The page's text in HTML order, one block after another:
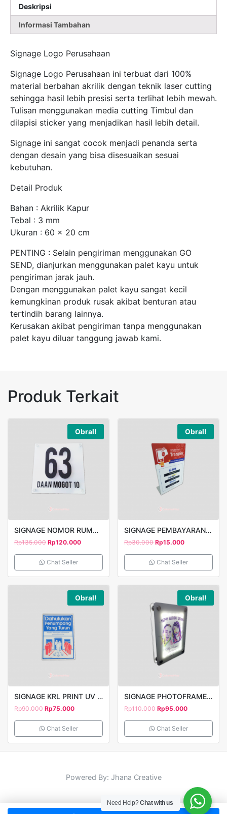
Deskripsi
Informasi Tambahan
Signage Logo Perusahaan
Signage Logo Perusahaan ini terbuat dari 100%
material berbahan akrilik dengan teknik laser cutting
sehingga hasil lebih presisi serta terlihat lebih mewah.
Tulisan menggunakan media cutting Timbul dan
dilapisi sticker yang menjadikan hasil lebih detail.
Signage ini sangat cocok menjadi penanda serta
dengan desain yang bisa disesuaikan sesuai
kebutuhan.
Detail Produk
Bahan : Akrilik Kapur
Tebal : 3 mm
Ukuran : 60 x 20 cm
PENTING : Selain pengiriman menggunakan GO
SEND, dianjurkan menggunakan palet kayu untuk
pengiriman jarak jauh.
Dengan menggunakan palet kayu sangat kecil
kemungkinan produk rusak akibat benturan atau
tertindih barang lainnya.
Kerusakan akibat pengiriman tanpa menggunakan
palet kayu diluar tanggung jawab kami.
Produk Terkait
Obral!
SIGNAGE NOMOR RUMAH TIMBUL 40X40CM
Rp135.000 Rp120.000
Chat Seller
Obral!
SIGNAGE PEMBAYARAN PRINTING UV A6
Rp30.000 Rp15.000
Chat Seller
Obral!
SIGNAGE KRL PRINT UV 20X30CM
Rp90.000 Rp75.000
Chat Seller
Obral!
SIGNAGE PHOTOFRAME LED PRINT UV
Rp110.000 Rp95.000
Chat Seller
Powered By: Jhana Creative
Need Help?Chat with us